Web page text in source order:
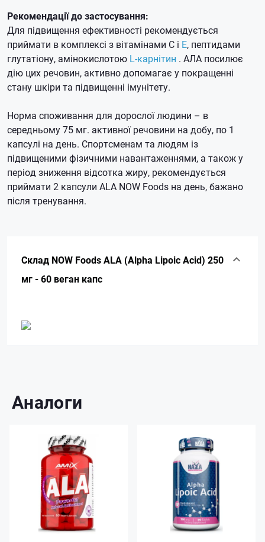
Рекомендації до застосування:
Для підвищення ефективності рекомендується
приймати в комплексі з вітамінами C і E, пептидами
глутатіону, амінокислотою L-карнітин . АЛА посилює
дію цих речовин, активно допомагає у покращенні
стану шкіри та підвищенні імунітету.
Норма споживання для дорослої людини – в
середньому 75 мг. активної речовини на добу, по 1
капсулі на день. Спортсменам та людям із
підвищеними фізичними навантаженнями, а також у
період зниження відсотка жиру, рекомендується
приймати 2 капсули ALA NOW Foods на день, бажано
після тренування.
Склад NOW Foods ALA (Alpha Lipoic Acid) 250
мг - 60 веган капс
Аналоги